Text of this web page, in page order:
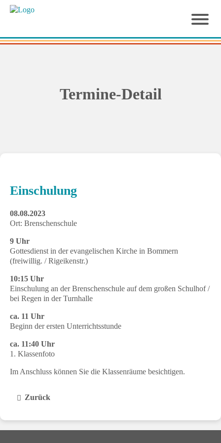
Termine-Detail
Einschulung
08.08.2023
Ort: Brenschenschule
9 Uhr
Gottesdienst in der evangelischen Kirche in Bommern
(freiwillig. / Rigeikenstr.)
10:15 Uhr
Einschulung an der Brenschenschule auf dem großen Schulhof /
bei Regen in der Turnhalle
ca. 11 Uhr
Beginn der ersten Unterrichtsstunde
ca. 11:40 Uhr
1. Klassenfoto
Im Anschluss können Sie die Klassenräume besichtigen.
Zurück